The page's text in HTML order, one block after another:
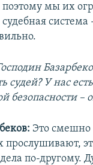
поэтому мы их
судей? У нас
безопасности –
Это смешно
прослушивают,
по-другому.